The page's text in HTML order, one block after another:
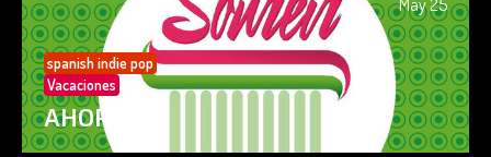
May 25
spanish indie pop
Vacaciones
AHORA SÍ!